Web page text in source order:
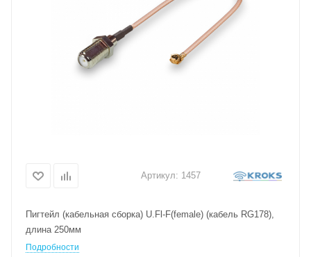
Артикул: 1457
Пигтейл (кабельная сборка) U.Fl-F(female) (кабель RG178),
длина 250мм
Подробности